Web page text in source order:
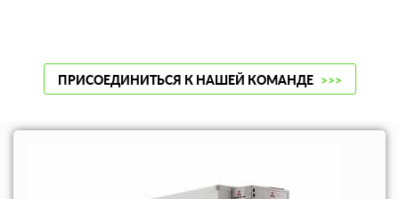
ПРИСОЕДИНИТЬСЯ К НАШЕЙ КОМАНДЕ >>>